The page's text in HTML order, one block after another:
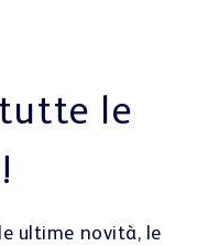
le
ultime novità, le